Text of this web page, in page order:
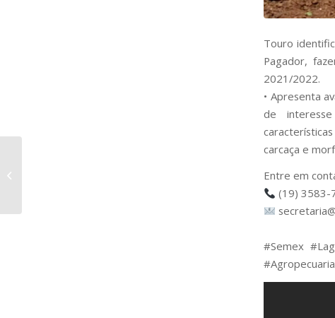
Touro
Pagador,
2021/2022.
• Apresenta
de
carcaça e
Entre em
(19) 3583-
#Semex